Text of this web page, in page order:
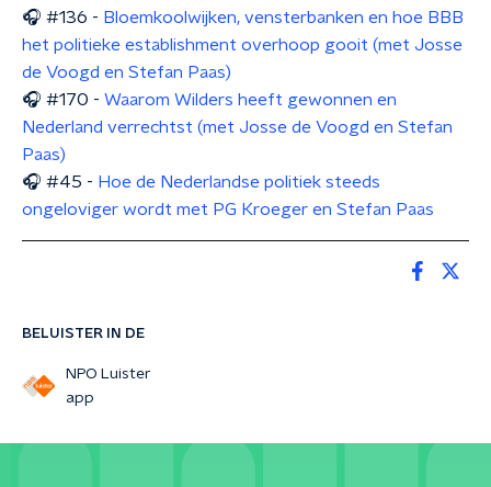
BELUISTER IN DE
NPO Luister
app
🎧 #136 - Bloemkoolwijken, vensterbanken en hoe BBB
het politieke establishment overhoop gooit (met Josse
de Voogd en Stefan Paas)
🎧 #170 - Waarom Wilders heeft gewonnen en
Nederland verrechtst (met Josse de Voogd en Stefan
Paas)
🎧 #45 - Hoe de Nederlandse politiek steeds
ongeloviger wordt met PG Kroeger en Stefan Paas